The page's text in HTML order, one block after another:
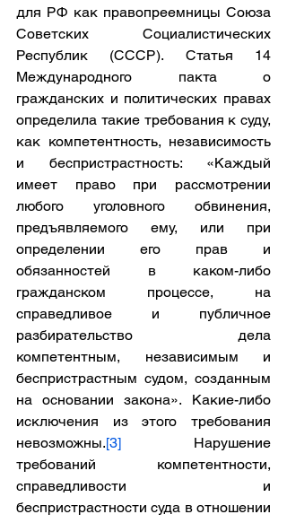
для РФ как правопреемницы Союза
Советских Социалистических
Республик (СССР). Статья 14
Международного пакта о
гражданских и политических правах
определила такие требования к суду,
как компетентность, независимость
и беспристрастность: «Каждый
имеет право при рассмотрении
любого уголовного обвинения,
предъявляемого ему, или при
определении его прав и
обязанностей в каком-либо
гражданском процессе, на
справедливое и публичное
разбирательство дела
компетентным, независимым и
беспристрастным судом, созданным
на основании закона». Какие-либо
исключения из этого требования
невозможны.[3] Нарушение
требований компетентности,
справедливости и
беспристрастности суда в отношении